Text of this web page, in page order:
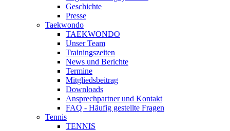
Geschichte
Presse
Taekwondo
TAEKWONDO
Unser Team
Trainingszeiten
News und Berichte
Termine
Mitgliedsbeitrag
Downloads
Ansprechpartner und Kontakt
FAQ - Häufig gestellte Fragen
Tennis
TENNIS